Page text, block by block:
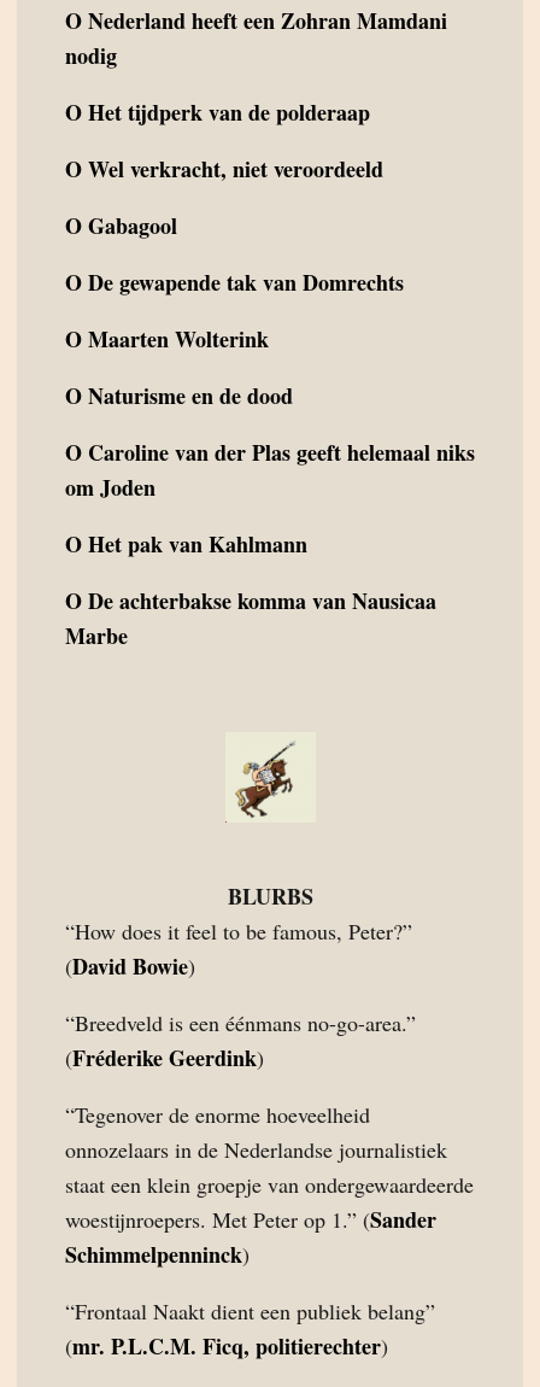
ONederland heeft een Zohran Mamdani
nodig
OHet tijdperk van de polderaap
OWel verkracht, niet veroordeeld
OGabagool
ODe gewapende tak van Domrechts
OMaarten Wolterink
ONaturisme en de dood
O Caroline van der Plas geeft helemaal niks
om Joden
OHet pak van Kahlmann
ODe achterbakse komma van Nausicaa
Marbe
BLURBS
“How does it feel to be famous, Peter?”
(David Bowie)
“Breedveld is een éénmans no-go-area.”
(Fréderike Geerdink)
“Tegenover de enorme hoeveelheid
onnozelaars in de Nederlandse journalistiek
staat een klein groepje van ondergewaardeerde
woestijnroepers. Met Peter op 1.” (Sander
Schimmelpenninck)
“Frontaal Naakt dient een publiek belang”
(mr. P.L.C.M. Ficq, politierechter)